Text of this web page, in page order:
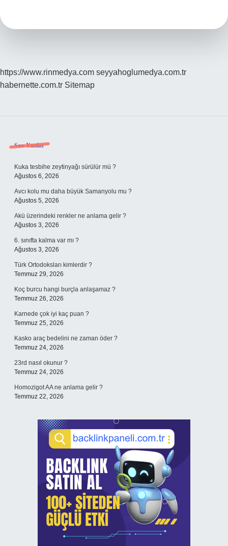
https://www.rinmedya.com seyyahoglumedya.com.tr
habernette.com.tr Sitemap
Sidebar
Son Yazılar
Kuka tesbihe zeytinyağı sürülür mü ?
Ağustos 6, 2026
Avcı kolu mu daha büyük Samanyolu mu ?
Ağustos 5, 2026
Akü üzerindeki renkler ne anlama gelir ?
Ağustos 3, 2026
6. sınıfta kalma var mı ?
Ağustos 3, 2026
Türk Ortodoksları kimlerdir ?
Temmuz 29, 2026
Koç burcu hangi burçla anlaşamaz ?
Temmuz 26, 2026
Karnede çok iyi kaç puan ?
Temmuz 25, 2026
Kasko araç bedelini ne zaman öder ?
Temmuz 24, 2026
23rd nasıl okunur ?
Temmuz 24, 2026
Homozigot AA ne anlama gelir ?
Temmuz 22, 2026